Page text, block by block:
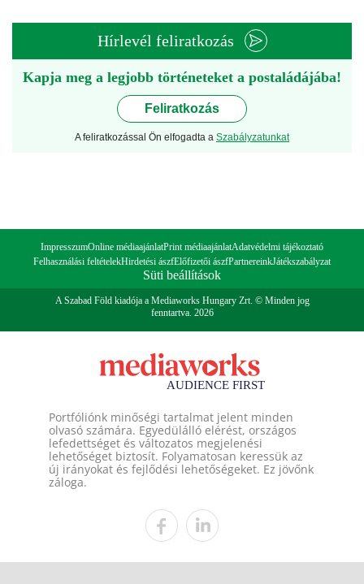
Hírlevél feliratkozás
Kapja meg a legjobb történeteket a postaládájába!
Feliratkozás
A feliratkozással Ön elfogadta a Szabályzatunkat
ImpresszumOnline médiaajánlatPrint médiaajánlatAdatvédelmi tájékoztató
Felhasználási feltételekHirdetési ászfElőfizetői ászfPartnereinkJátékszabályzat
Süti beállítások
A Szabad Föld kiadója a Mediaworks Hungary Zrt. © Minden jog
fenntartva. 2026
Portfóliónk minőségi tartalmat jelent minden
olvasó számára. Egyedülálló elérést, országos
lefedettséget és változatos megjelenési
lehetőséget biztosít. Folyamatosan keressük az
új irányokat és fejlődési lehetőségeket. Ez jövőnk
záloga.